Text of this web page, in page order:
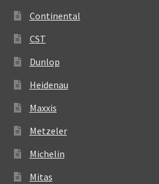
Continental
CST
Dunlop
Heidenau
Maxxis
Metzeler
Michelin
Mitas